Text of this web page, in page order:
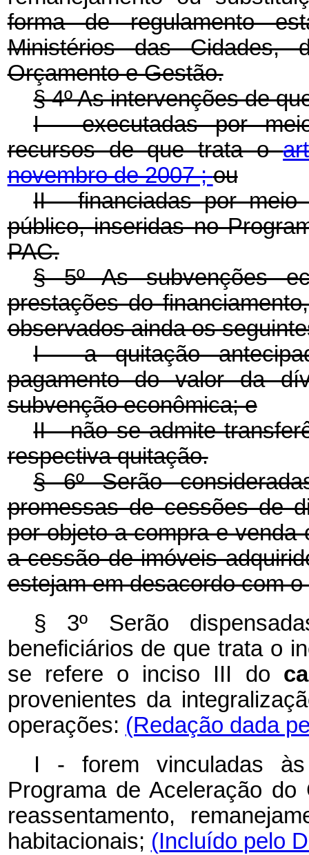
forma de regulamento
Ministérios das Cidades,
Orçamento e Gestão.
§ 4º As intervenções de
I - executadas por
recursos de que trata o
novembro de 2007 ;ou
II - financiadas por
público, inseridas no
PAC.
§ 5º As subvenções
prestações do
observados ainda os
I - a quitação
pagamento do valor da
subvenção econômica; e
II - não se admite
respectiva quitação.
§ 6º Serão
promessas de cessões de
por objeto a compra e venda
a cessão de imóveis
estejam em desacordo com o
§ 3º Serão
beneficiários de que trata o
se refere o inciso III do
provenientes da
operações: (Redação dada
I - forem vinculadas às
Programa de Aceleração
reassentamento,
habitacionais; (Incluído pelo